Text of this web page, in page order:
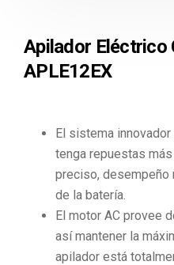
Apilador Eléctrico
APLE12EX
El sistema
tenga repuestas
preciso, desempeño
de la batería.
El motor AC provee
así mantener la
apilador está